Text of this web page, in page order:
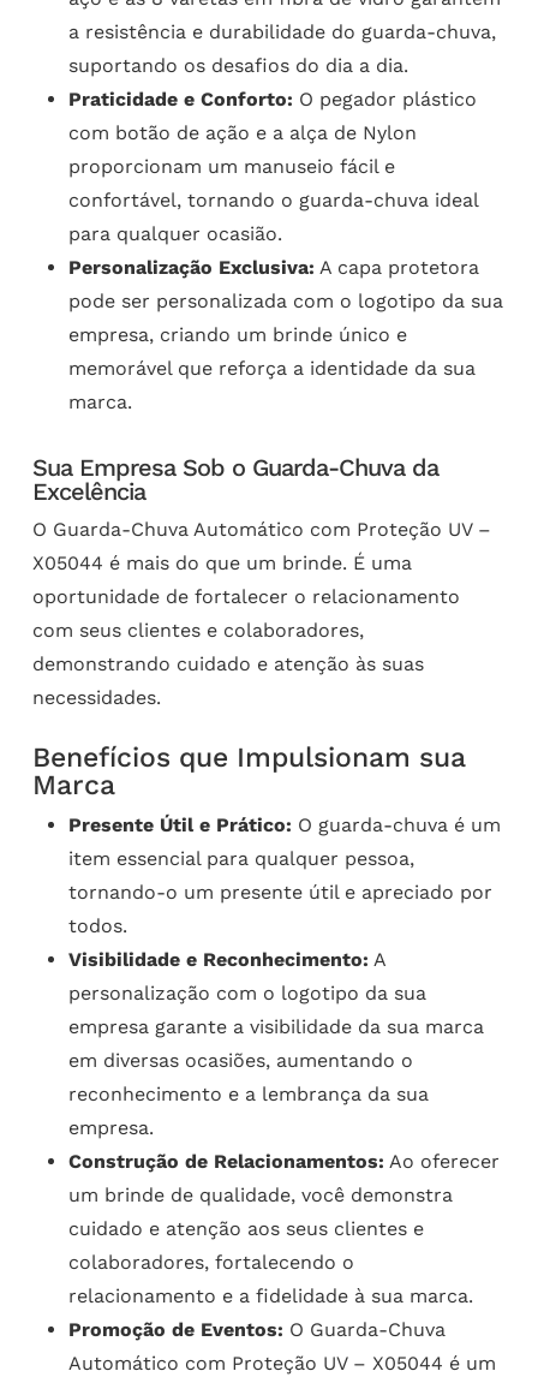
a resistência e durabilidade do guarda-chuva,
suportando os desafios do dia a dia.
Praticidade e Conforto: O pegador plástico
com botão de ação e a alça de Nylon
proporcionam um manuseio fácil e
confortável, tornando o guarda-chuva ideal
para qualquer ocasião.
Personalização Exclusiva: A capa protetora
pode ser personalizada com o logotipo da sua
empresa, criando um brinde único e
memorável que reforça a identidade da sua
marca.
Sua Empresa Sob o Guarda-Chuva da
Excelência
O Guarda-Chuva Automático com Proteção UV –
X05044 é mais do que um brinde. É uma
oportunidade de fortalecer o relacionamento
com seus clientes e colaboradores,
demonstrando cuidado e atenção às suas
necessidades.
Benefícios que Impulsionam sua
Marca
Presente Útil e Prático: O guarda-chuva é um
item essencial para qualquer pessoa,
tornando-o um presente útil e apreciado por
todos.
Visibilidade e Reconhecimento: A
personalização com o logotipo da sua
empresa garante a visibilidade da sua marca
em diversas ocasiões, aumentando o
reconhecimento e a lembrança da sua
empresa.
Construção de Relacionamentos: Ao oferecer
um brinde de qualidade, você demonstra
cuidado e atenção aos seus clientes e
colaboradores, fortalecendo o
relacionamento e a fidelidade à sua marca.
Promoção de Eventos: O Guarda-Chuva
Automático com Proteção UV – X05044 é um